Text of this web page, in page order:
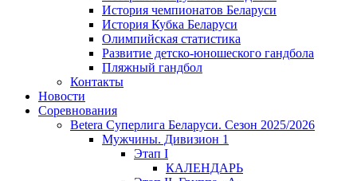
История чемпионатов Беларуси
История Кубка Беларуси
Олимпийская статистика
Развитие детско-юношеского гандбола
Пляжный гандбол
Контакты
Новости
Соревнования
Betera Суперлига Беларуси. Сезон 2025/2026
Мужчины. Дивизион 1
Этап I
КАЛЕНДАРЬ